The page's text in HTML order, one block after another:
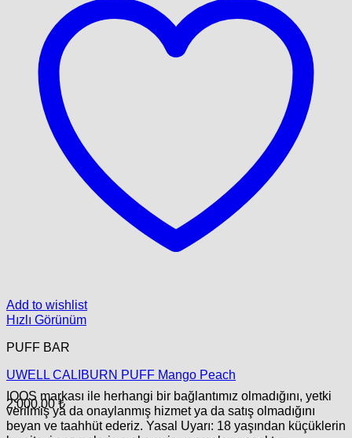
Add to wishlist
Hızlı Görünüm
PUFF BAR
UWELL CALIBURN PUFF Mango Peach
2,000.00₺
IQOS markası ile herhangi bir bağlantımız olmadığını, yetki
verilmiş ya da onaylanmış hizmet ya da satış olmadığını
beyan ve taahhüt ederiz. Yasal Uyarı: 18 yaşından küçüklerin